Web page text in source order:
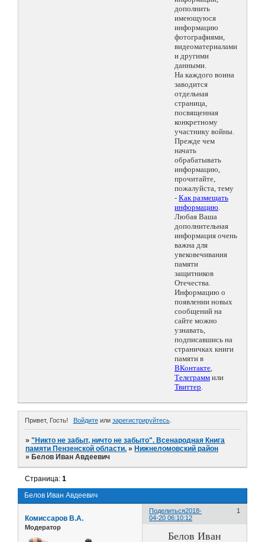
дополнить
имеющуюся
информацию
фотографиями,
видеоматериалами
и другими
данными.
На каждого воина
заводится
отдельная
страница,
посвященная
конкретному
участнику войны.
Прежде чем
начать
обрабатывать
информацию,
прочитайте,
пожалуйста, тему
- Как размещать
информацию.
Любая Ваша
дополнительная
информация очень
важна для
увековечивания
памяти
защитников
Отечества.
Информацию о
появлении новых
сообщений на
сайте можно
узнавать,
подписавшись на
страничках книги
памяти в
ВКонтакте,
Телеграмм или
Твиттер.
Привет, Гость! Войдитеили зарегистрируйтесь.
»"Никто не забыт, ничто не забыто". Всенародная Книга
памяти Пензенской области. » Нижнеломовский район
» Белов Иван Авдеевич
Белов Иван Авдеевич
Страница:1
Поделиться 1
2018-
04-20 06:10:12
Комиссаров В.А.
Модератор
Белов Иван